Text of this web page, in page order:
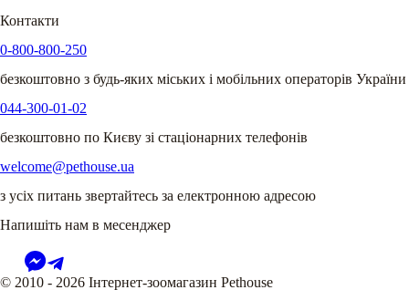
Контакти
0-800-800-250
безкоштовно з будь-яких міських і мобільних операторів України
044-300-01-02
безкоштовно по Києву зі стаціонарних телефонів
welcome@pethouse.ua
з усіх питань звертайтесь за електронною адресою
Напишіть нам в месенджер
© 2010 - 2026 Інтернет-зоомагазин Pethouse